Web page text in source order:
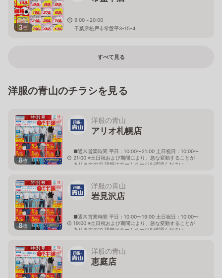
3枚
9:00～20:00
千葉県松戸市常盤平3-15-4
すべて見る
洋服の青山のチラシを見る
8枚
洋服の青山
アリオ札幌店
■通常営業時間 平日：10:00〜21:00 土日祝日：10:00〜
21:00 ※土日祝および期間により、急な変動することが
ありますので 詳細はホームページを確認ください
8枚
洋服の青山
岩見沢店
■通常営業時間 平日：10:00〜19:00 土日祝日：10:00〜
19:00 ※土日祝および期間により、急な変動することが
ありますので 詳細はホームページを確認ください
洋服の青山
恵庭店